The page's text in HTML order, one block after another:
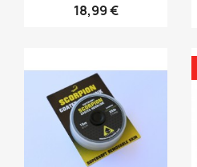
18,99 €